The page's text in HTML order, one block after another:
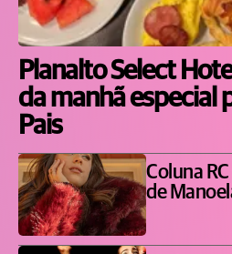
Planalto Select
da manhã especial
Pais
Coluna
de